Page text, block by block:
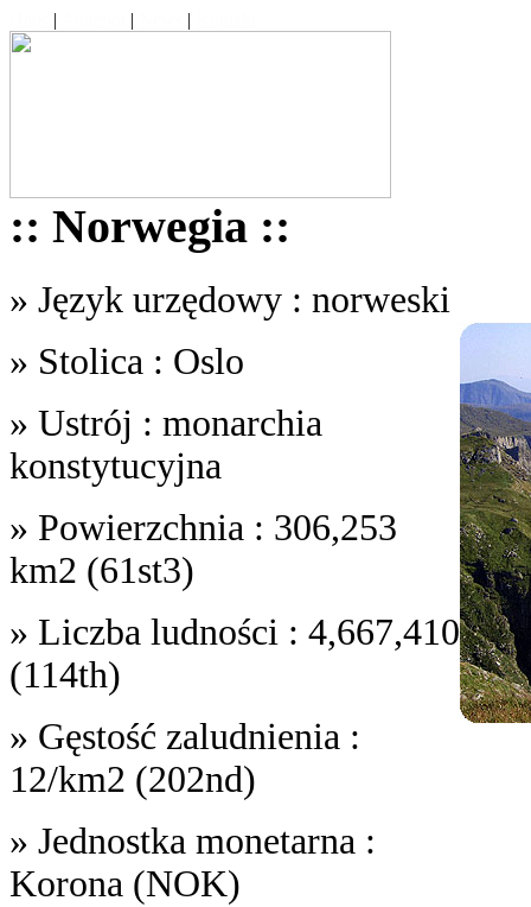
| | |
:: Norwegia ::
» Język urzędowy : norweski
» Stolica : Oslo
» Ustrój : monarchia
konstytucyjna
» Powierzchnia : 306,253
km2 (61st3)
» Liczba ludności : 4,667,410
(114th)
» Gęstość zaludnienia :
12/km2 (202nd)
» Jednostka monetarna :
Korona (NOK)